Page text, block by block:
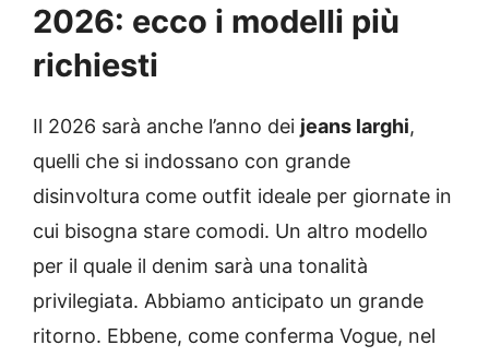
2026: ecco i modelli più
richiesti
Il 2026 sarà anche l’anno dei jeans larghi,
quelli che si indossano con grande
disinvoltura come outfit ideale per giornate in
cui bisogna stare comodi. Un altro modello
per il quale il denim sarà una tonalità
privilegiata. Abbiamo anticipato un grande
ritorno. Ebbene, come conferma Vogue, nel